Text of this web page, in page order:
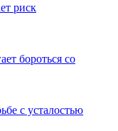
риск
бороться со
с усталостью